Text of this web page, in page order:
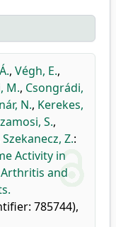
, Végh, E.,
M., Csongrádi,
N., Kerekes,
S.,
Szekanecz, Z.:
Activity in
and
785744),